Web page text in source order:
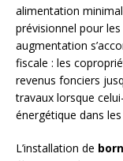
alimentation
prévisionnel pour
augmentation
fiscale : les
revenus fonciers
travaux lorsque
énergétique dans
L’installation de